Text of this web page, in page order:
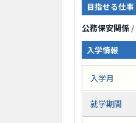
目指せる仕事
公務保安関係 /
入学情報
入学月
就学期間